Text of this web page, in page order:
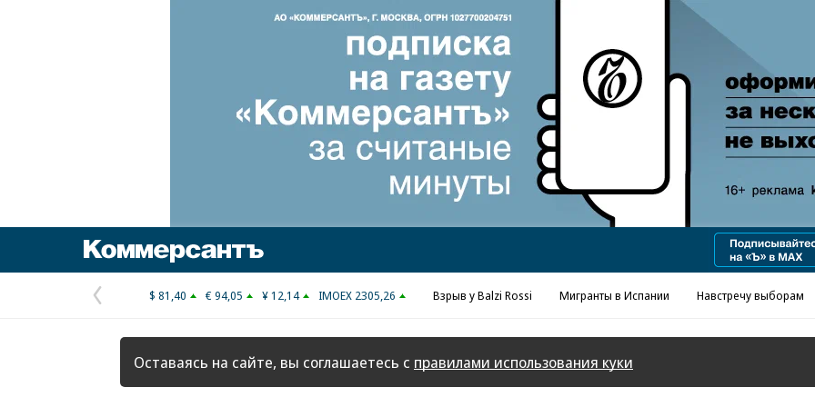
Реклама в «Ъ» www.kommersant.ru/ad
Предыдущая
страница
$ 81,40 € 94,05 ¥ 12,14 IMOEX 2305,26 Взрыв у Balzi Rossi Мигранты в Испании Навстречу выборам
Оставаясь на сайте, вы соглашаетесь с правилами использования куки